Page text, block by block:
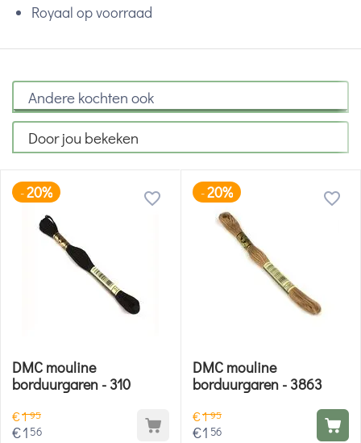
Royaal op voorraad
Andere kochten ook
Door jou bekeken
-20%
DMC mouline
borduurgaren - 310
€195
€1 56
-20%
DMC mouline
borduurgaren - 3863
€195
€1 56